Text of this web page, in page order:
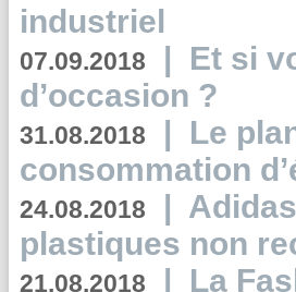
industriel
07.09.2018 | Et si
d’occasion ?
31.08.2018 | Le
consommation
24.08.2018 |
plastiques non
21.08.2018 | La